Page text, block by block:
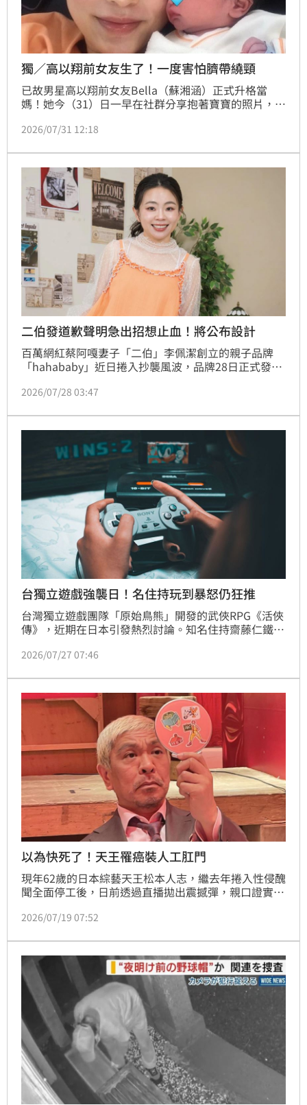
獨／高以翔前女友生了！一度害怕臍帶繞頸
已故男星高以翔前女友Bella（蘇湘涵）正式升格當
媽！她今（31）日一早在社群分享抱著寶寶的照片，開
子的畫面，隨後接受《三立新聞網》獨家專訪，透露迎
程，幸福心情藏不住。
2026/07/31 12:18
二伯發道歉聲明急出招想止血！將公布設計
百萬網紅蔡阿嘎妻子「二伯」李佩潔創立的親子品牌
「hahababy」近日捲入抄襲風波，品牌28日正式發布
錄」，也宣布未來將透過影音內容公開設計流程，讓外
不過聲明曝光後，仍引發大批網友質疑，相關話題持續
延燒。
2026/07/28 03:47
台獨立遊戲強襲日！名住持玩到暴怒仍狂推
台灣獨立遊戲團隊「原始鳥熊」開發的武俠RPG《活俠
傳》，近期在日本引發熱烈討論。知名住持齋藤仁鐵
時卻慘遭壞結局，對遊戲中嚴苛的數值機制感到崩潰暴
度養成著稱，玩家扮演無主角光環的「外姓弟子」在江
湖求生。儘管體驗過程折磨，齋藤仁鐵仍盛讚其劇本精
彩，是值得細細品味的神作。目前《活俠傳》在Steam
平台已累積超過萬則評論，好評不斷，更因其獨特武俠
魅力，在國際間掀起一波口碑狂潮，成為近期備受矚目
的獨立遊戲名作。
2026/07/27 07:46
以為快死了！天王罹癌裝人工肛門
現年62歲的日本綜藝天王松本人志，繼去年捲入性侵醜
聞全面停工後，日前透過直播拋出震撼彈，親口證實罹
後，目前必須裝設人工肛門維持排泄。儘管深受病痛折
復出的搞笑藝人。經紀公司隨後發布聲明證實，松本人
志手術順利並已出院休養，預計將於18日正式重返直播
節目，在挺過性醜聞與生死交關的病魔挑戰後，重拾主
持麥克風回歸螢光幕前，此消息一出引發外界高度關注
與熱議。
2026/07/19 07:52